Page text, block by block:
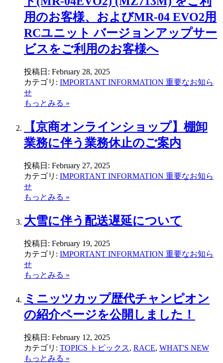
用のお客様、およびMR-04 EVO2用
RCユニット バージョンアップサー
ビスをご利用のお客様へ
投稿日: February 28, 2025
カテゴリ: IMPORTANT INFORMATION 重要なお知ら
せ
もっとみる »
【京商オンラインショップ】棚卸
業務に伴う業務休止のご案内
投稿日: February 27, 2025
カテゴリ: IMPORTANT INFORMATION 重要なお知ら
せ
もっとみる »
大雪に伴う配送遅延について
投稿日: February 19, 2025
カテゴリ: IMPORTANT INFORMATION 重要なお知ら
せ
もっとみる »
ミニッツカップ歴代チャンピオン
の紹介ページを公開しました！
投稿日: February 12, 2025
カテゴリ: TOPICS トピックス, RACE, WHAT'S NEW
もっとみる »